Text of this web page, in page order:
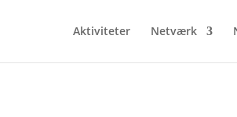
Aktiviteter Netværk